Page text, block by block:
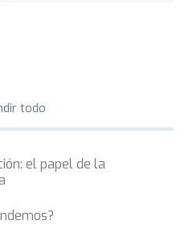
todo
el papel de la